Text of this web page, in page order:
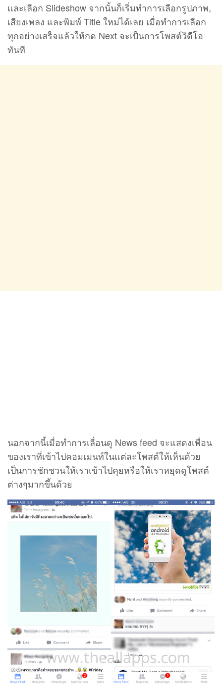
และเลือก Slideshow จากนั้นก็เริ่มทำการเลือกรูปภาพ,
เสียงเพลง และพิมพ์ Title ใหม่ได้เลย เมื่อทำการเลือก
ทุกอย่างเสร็จแล้วให้กด Next จะเป็นการโพสต์วิดีโอ
ทันที
นอกจากนี้เมื่อทำการเลื่อนดู News feed จะแสดงเพื่อน
ของเราที่เข้าไปคอมเมนท์ในแต่ละโพสต์ให้เห็นด้วย
เป็นการชักชวนให้เราเข้าไปคุยหรือให้เราหยุดดูโพสต์
ต่างๆมากขึ้นด้วย